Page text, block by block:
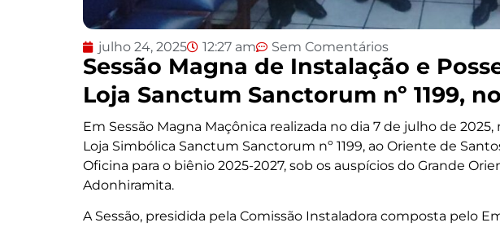
julho 24, 2025 12:27 am Sem Comentários
Sessão Magna de Instalação e
Loja Sanctum Sanctorum nº 1199,
Em Sessão Magna Maçônica realizada no dia 7 de julho de
Loja Simbólica Sanctum Sanctorum nº 1199, ao Oriente de
Oficina para o biênio 2025-2027, sob os auspícios do Grande
Adonhiramita.
A Sessão, presidida pela Comissão Instaladora composta pelo